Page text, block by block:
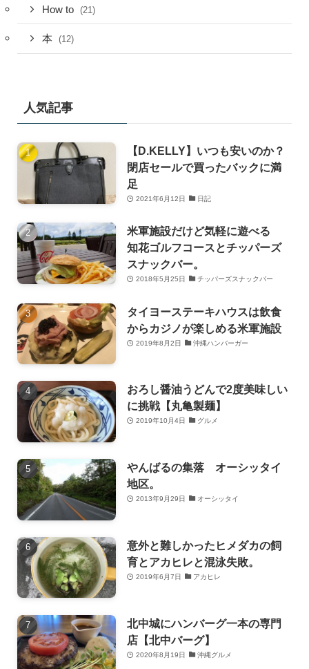
How to (21)
本 (12)
人気記事
【D.KELLY】いつも安いのか？
閉店セールで買ったバックに満
足
2021年6月12日 日記
米軍施設だけど気軽に遊べる
知花ゴルフコースとチッパーズ
スナックバー。
2018年5月25日 チッパーズスナックバー
タイヨーステーキハウスは飲食
からカジノが楽しめる米軍施設
2019年8月2日 沖縄ハンバーガー
おろし醤油うどんで2度美味しい
に挑戦【丸亀製麺】
2019年10月4日 グルメ
やんばるの集落 オーシッタイ
地区。
2013年9月29日 オーシッタイ
意外と難しかったヒメダカの飼
育とアカヒレと混泳失敗。
2019年6月7日 アカヒレ
北中城にハンバーグ一本の専門
店【北中バーグ】
2020年8月19日 沖縄グルメ